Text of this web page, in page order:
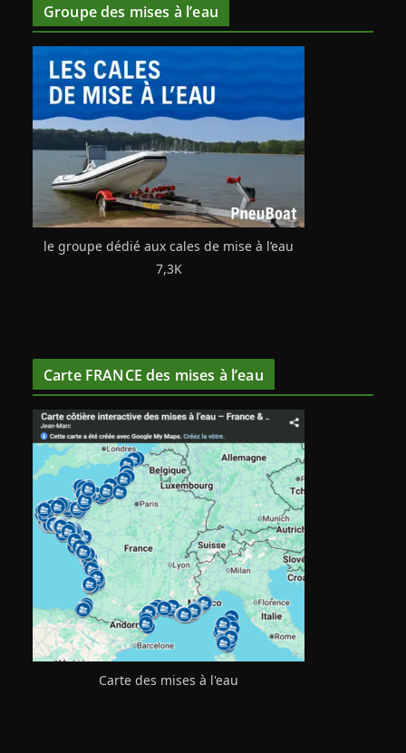
Groupe des mises à l’eau
le groupe dédié aux cales de mise à l’eau
7,3K
Carte FRANCE des mises à l’eau
Carte des mises à l'eau